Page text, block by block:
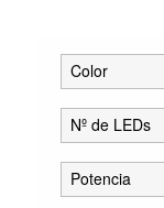
Color
Nº de LEDs
Potencia